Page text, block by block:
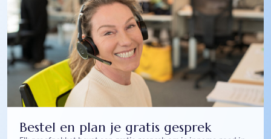
Bestel en plan je gratis gesprek